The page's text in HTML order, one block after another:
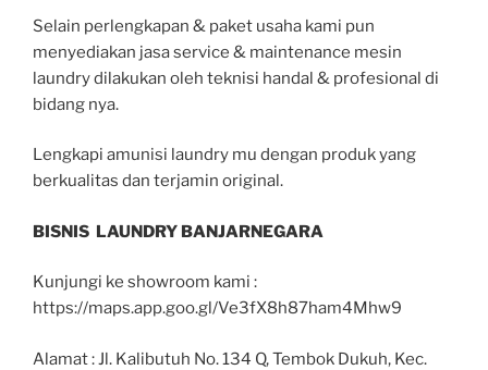
Selain perlengkapan & paket usaha kami pun
menyediakan jasa service & maintenance mesin
laundry dilakukan oleh teknisi handal & profesional di
bidang nya.
Lengkapi amunisi laundry mu dengan produk yang
berkualitas dan terjamin original.
BISNIS LAUNDRY BANJARNEGARA
Kunjungi ke showroom kami :
https://maps.app.goo.gl/Ve3fX8h87ham4Mhw9
Alamat : Jl. Kalibutuh No. 134 Q, Tembok Dukuh, Kec.